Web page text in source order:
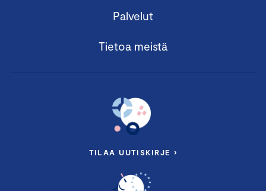
Palvelut
Tietoa meistä
TILAA UUTISKIRJE ›